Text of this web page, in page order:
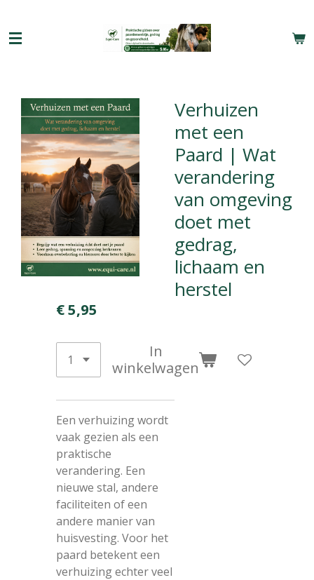
direct
naar
Verhuizen
met een
Paard | Wat
verandering
van omgeving
doet met
gedrag,
lichaam en
herstel
€ 5,95
In
winkelwagen
Een verhuizing wordt
vaak gezien als een
praktische
verandering. Een
nieuwe stal, andere
faciliteiten of een
andere manier van
huisvesting. Voor het
paard betekent een
verhuizing echter veel